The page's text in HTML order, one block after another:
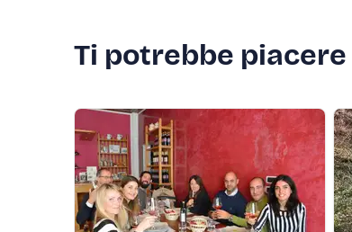
Ti potrebbe